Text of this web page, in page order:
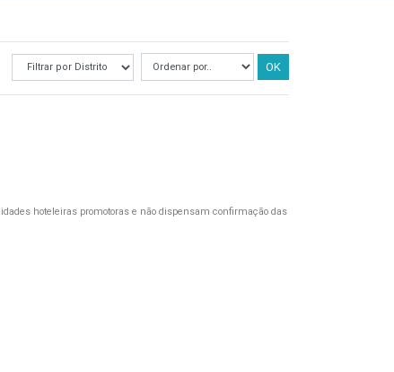
OK
hoteleiras promotoras e não dispensam confirmação das